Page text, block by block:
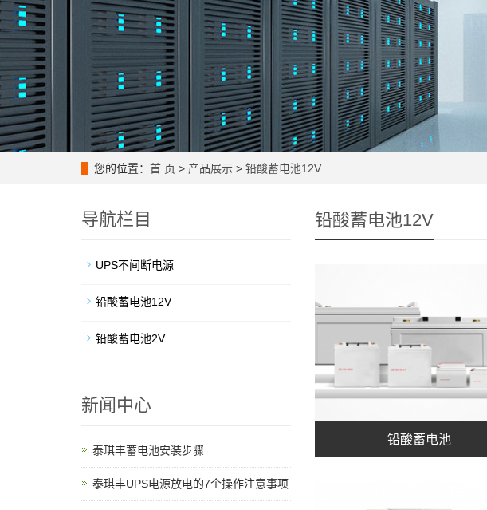
您的位置： 首 页 > 产品展示 > 铅酸蓄电池12V
铅酸蓄电池12V
铅酸蓄电池
导航栏目
UPS不间断电源
铅酸蓄电池12V
铅酸蓄电池2V
新闻中心
泰琪丰蓄电池安装步骤
泰琪丰UPS电源放电的7个操作注意事项